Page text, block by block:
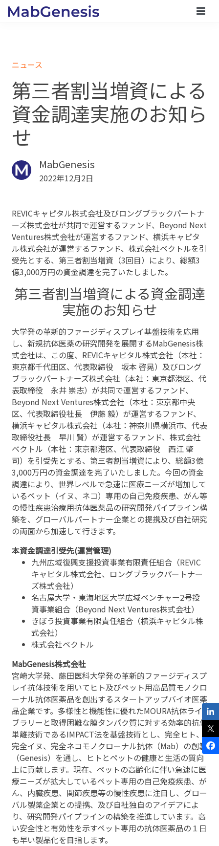
ニュース
第三者割当増資による
資金調達実施のお知ら
せ
MabGenesis
2022年12月2日
REVICキャピタル株式会社及びロングブラックパートナ
ーズ株式会社が共同で運営するファンド、Beyond Next
Ventures株式会社が運営するファンド、横浜キャピタ
ル株式会社が運営するファンド、株式会社ベクトルを引
受先とする、第三者割当増資（3回目）により、総額3
億3,000万円の資金調達を完了いたしました。
第三者割当増資による資金調達
実施のお知らせ
大学発の革新的ファージディスプレイ基盤技術を応用
し、新規抗体医薬の研究開発を展開するMabGenesis株
式会社は、この度、REVICキャピタル株式会社（本社：
東京都千代田区、代表取締役 坂本 啓晃）及びロング
ブラックパートナーズ株式会社（本社：東京都港区、代
表取締役 永井 崇志）が共同で運営するファンド、
Beyond Next Ventures株式会社（本社：東京都中央
区、代表取締役社長 伊藤 毅）が運営するファンド、
横浜キャピタル株式会社（本社：神奈川県横浜市、代表
取締役社長 早川 賢）が運営するファンド、株式会社
ベクトル（本社：東京都港区、代表取締役 西江 肇
司）を引受先とする、第三者割当増資により、総額3億
3,000万円の資金調達を完了いたしました。今回の資金
調達により、世界レベルで急速に医療ニーズが増加して
いるペット（イヌ、ネコ）専用の自己免疫疾患、がん等
の慢性疾患治療用抗体医薬品の研究開発パイプライン構
築を、グローバルパートナー企業との提携及び自社研究
の両面から加速して行きます。
本資金調達引受先(運営管理)
九州広域復興支援投資事業有限責任組合（REVIC
キャピタル株式会社、ロングブラックパートナー
ズ株式会社）
名古屋大学・東海地区大学広域ベンチャー2号投
資事業組合（Beyond Next Ventures株式会社）
きぼう投資事業有限責任組合（横浜キャピタル株
式会社）
株式会社ベクトル
MabGenesis株式会社
宮崎大学発、藤田医科大学発の革新的ファージディスプ
レイ抗体技術を用いてヒト及びペット用高品質モノクロ
ーナル抗体医薬品を創出するスタートアップバイオ医薬
品企業です。多様性と機能性に優れたMOURA抗体ライ
ブラリーと取得困難な膜タンパク質に対する効率的抗体
単離技術であるIMPACT法を基盤技術とし、完全ヒト、
完全イヌ、完全ネコモノクローナル抗体（Mab）の創製
（Genesis）を通し、ヒトとペットの健康と生活の質向
上に貢献します。現在、ペットの高齢化に伴い急速に医
療ニーズが拡大しているペット専用の自己免疫疾患、が
ん、内臓疾患、関節疾患等の慢性疾患に注目し、グロー
バル製薬企業との提携、及び自社独自のアイデアによ
り、研究開発パイプラインの構築を推進しています。高
い安全性と有効性を示すペット専用の抗体医薬品の１日
も早い製品化を目指します。